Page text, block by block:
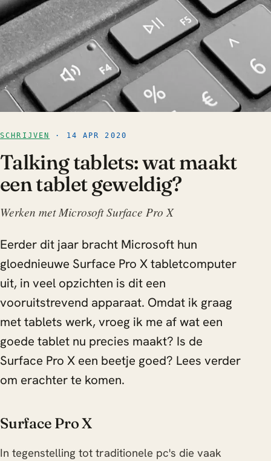
SCHRIJVEN · 14 APR 2020
Talking tablets: wat maakt
een tablet geweldig?
Werken met Microsoft Surface Pro X
Eerder dit jaar bracht Microsoft hun
gloednieuwe Surface Pro X tabletcomputer
uit, in veel opzichten is dit een
vooruitstrevend apparaat. Omdat ik graag
met tablets werk, vroeg ik me af wat een
goede tablet nu precies maakt? Is de
Surface Pro X een beetje goed? Lees verder
om erachter te komen.
Surface Pro X
In tegenstelling tot traditionele pc's die vaak